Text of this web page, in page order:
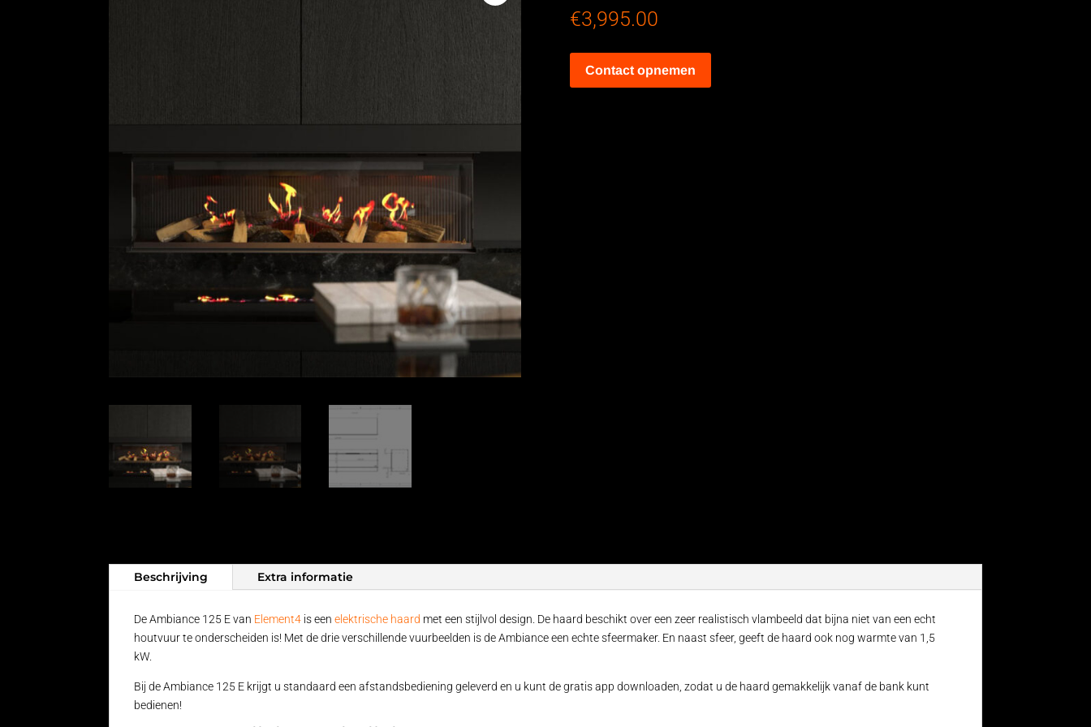
€3,995.00
Contact opnemen
Beschrijving Extra informatie
De Ambiance 125 E van Element4 is eenelektrische haard met een stijlvol design. De haard beschikt over een zeer realistisch vlambeeld dat bijna niet van een echt
houtvuur te onderscheiden is! Met de drie verschillende vuurbeelden is de Ambiance een echte sfeermaker. En naast sfeer, geeft de haard ook nog warmte van 1,5
kW.
Bij de Ambiance 125 E krijgt u standaard een afstandsbediening geleverd en u kunt de gratis app downloaden, zodat u de haard gemakkelijk vanaf de bank kunt
bedienen!